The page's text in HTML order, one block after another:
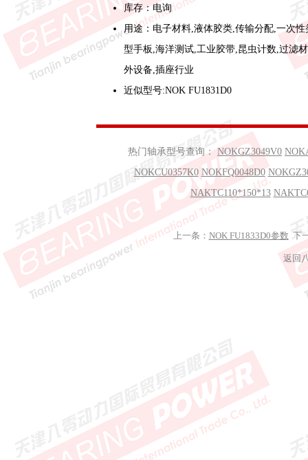
库存：电询
用途：电子材料,液体胶类,传输分配,一次性
型手板,海洋测试,工业胶带,昆虫计数,过滤
外设备,插座行业
近似型号:NOK FU1831D0
热门轴承型号查询：NOKGZ3049V0
NOKCU0357K0 NOKFQ0048D0
NAKTC110*150*13
上一条： NOK FU1833D0参数 下
返回